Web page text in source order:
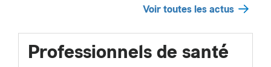
Voir toutes les actus
Professionnels de santé